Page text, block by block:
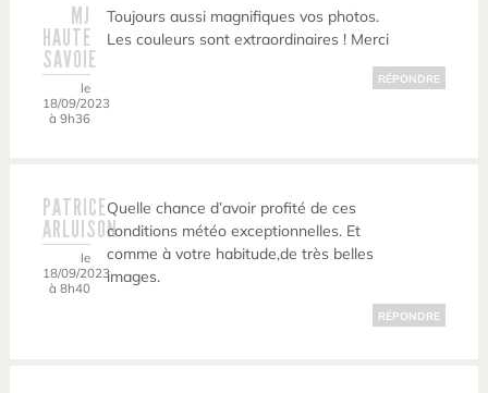
MJ
HAUTE
SAVOIE
le
18/09/2023
à 9h36
Toujours aussi magnifiques vos photos.
Les couleurs sont extraordinaires ! Merci
RÉPONDRE
PATRICE
ARLUISON
le
18/09/2023
à 8h40
Quelle chance d’avoir profité de ces
conditions météo exceptionnelles. Et
comme à votre habitude,de très belles
images.
RÉPONDRE